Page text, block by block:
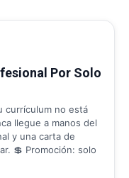
Por Solo
currículum no está
llegue a manos del
y una carta de
💲 Promoción: solo